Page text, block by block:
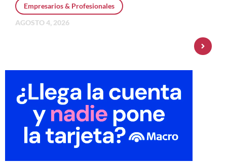
Empresarios & Profesionales
AGOSTO 4, 2026